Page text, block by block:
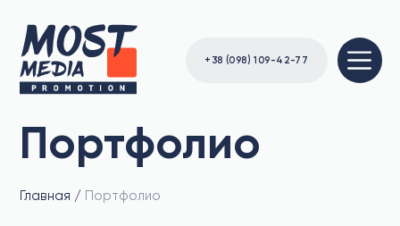
+38 (098) 109-42-77
Портфолио
Главная / Портфолио